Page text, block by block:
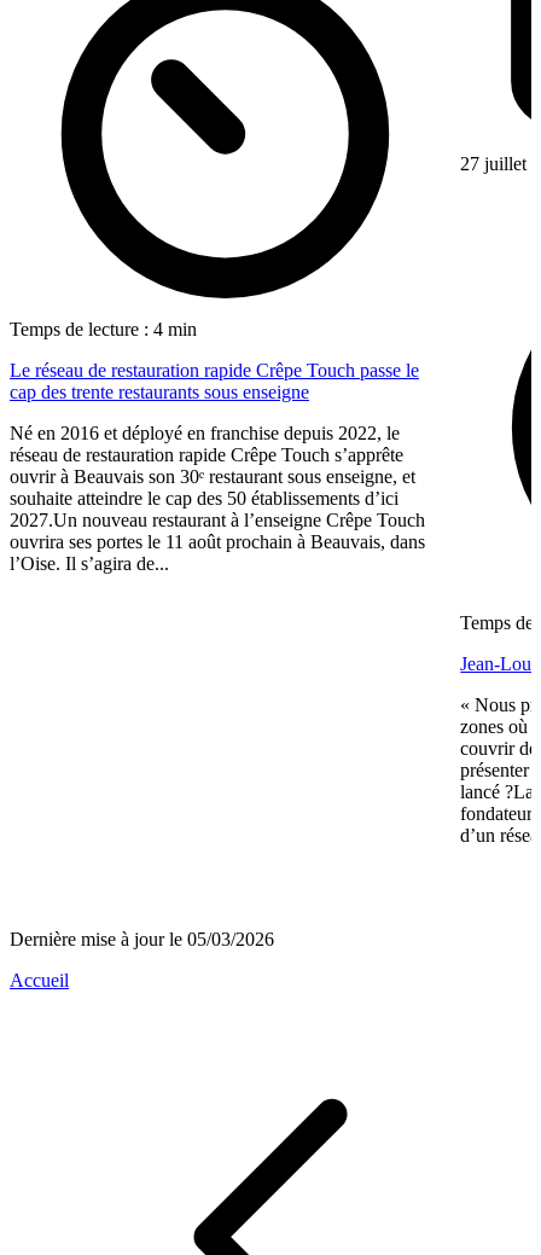
Temps de lecture : 4 min
Le réseau de restauration rapide Crêpe Touch passe le
cap des trente restaurants sous enseigne
Né en 2016 et déployé en franchise depuis 2022, le
réseau de restauration rapide Crêpe Touch s’apprête
ouvrir à Beauvais son 30ᵉ restaurant sous enseigne, et
souhaite atteindre le cap des 50 établissements d’ici
2027.Un nouveau restaurant à l’enseigne Crêpe Touch
ouvrira ses portes le 11 août prochain à Beauvais, dans
l’Oise. Il s’agira de...
27 juillet
Temps de
Jean-
« Nous
zones où
couvrir de
présenter
lancé ?La
d’un
Dernière mise à jour le 05/03/2026
Accueil